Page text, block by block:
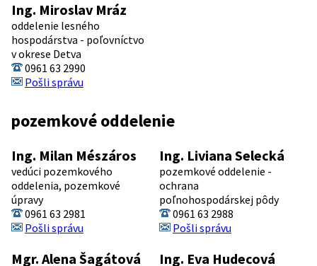
Ing. Miroslav Mráz
oddelenie lesného
hospodárstva - poľovníctvo
v okrese Detva
0961 63 2990
Pošli správu
pozemkové oddelenie
Ing. Milan Mészáros
vedúci pozemkového
oddelenia, pozemkové
úpravy
0961 63 2981
Pošli správu
Ing. Liviana Selecká
pozemkové oddelenie -
ochrana
poľnohospodárskej pôdy
0961 63 2988
Pošli správu
Mgr. Alena Šagátová Ing. Eva Hudecová